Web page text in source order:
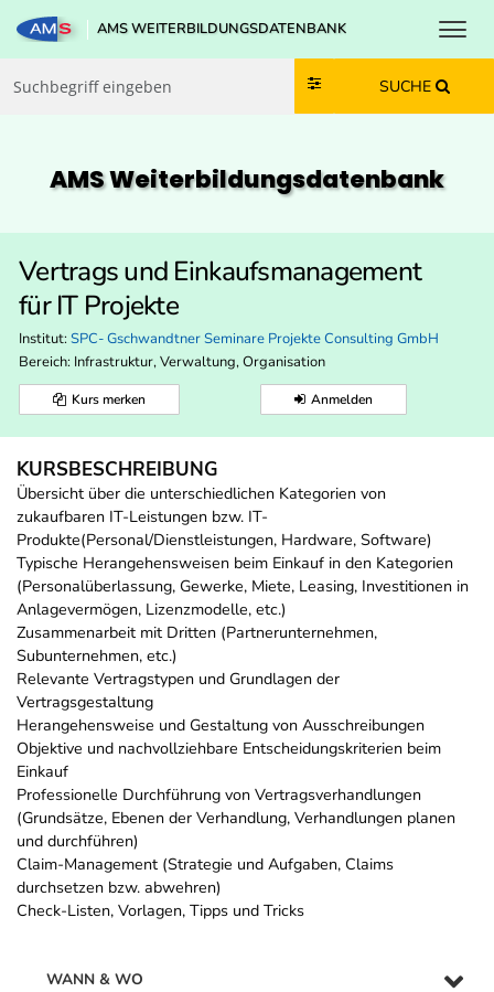
Zum Inhalt springen
Zum Navmenü springen
Zur Suche springen
Zur Footer springen
AMS WEITERBILDUNGSDATENBANK
SUCHE
AMS Weiterbildungs­datenbank
Vertrags und Einkaufsmanagement
für IT Projekte
Institut: SPC- Gschwandtner Seminare Projekte Consulting GmbH
Bereich: Infrastruktur, Verwaltung, Organisation
Kurs merken Anmelden
KURSBESCHREIBUNG
Übersicht über die unterschiedlichen Kategorien von
zukaufbaren IT-Leistungen bzw. IT-
Produkte(Personal/Dienstleistungen, Hardware, Software)
Typische Herangehensweisen beim Einkauf in den Kategorien
(Personalüberlassung, Gewerke, Miete, Leasing, Investitionen in
Anlagevermögen, Lizenzmodelle, etc.)
Zusammenarbeit mit Dritten (Partnerunternehmen,
Subunternehmen, etc.)
Relevante Vertragstypen und Grundlagen der
Vertragsgestaltung
Herangehensweise und Gestaltung von Ausschreibungen
Objektive und nachvollziehbare Entscheidungskriterien beim
Einkauf
Professionelle Durchführung von Vertragsverhandlungen
(Grundsätze, Ebenen der Verhandlung, Verhandlungen planen
und durchführen)
Claim-Management (Strategie und Aufgaben, Claims
durchsetzen bzw. abwehren)
Check-Listen, Vorlagen, Tipps und Tricks
WANN & WO